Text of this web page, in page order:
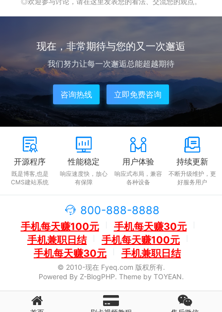
现在，非常期待与您的又一次邂逅
我们努力让每一次邂逅总能超越期待
咨询热线 立即免费咨询
开源程序
既是博客,也是
CMS建站系统
性能稳定
响应速度快，放心
有保障
用户体验
响应式布局，兼容
各种设备
持续更新
不断升级维护，更
好服务用户
800-888-8888
手机每天赚100元
手机每天赚30元
手机兼职日结
手机每天赚100元
手机每天赚30元
手机兼职日结
© 2010-现在 Fyeq.com 版权所有.
Powered By Z-BlogPHP. Theme by TOYEAN.